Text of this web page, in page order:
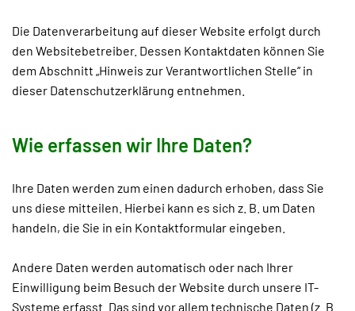
Die Datenverarbeitung auf dieser Website erfolgt durch
den Websitebetreiber. Dessen Kontaktdaten können Sie
dem Abschnitt „Hinweis zur Verantwortlichen Stelle“ in
dieser Datenschutzerklärung entnehmen.
Wie erfassen wir Ihre Daten?
Ihre Daten werden zum einen dadurch erhoben, dass Sie
uns diese mitteilen. Hierbei kann es sich z. B. um Daten
handeln, die Sie in ein Kontaktformular eingeben.
Andere Daten werden automatisch oder nach Ihrer
Einwilligung beim Besuch der Website durch unsere IT-
Systeme erfasst. Das sind vor allem technische Daten (z. B.